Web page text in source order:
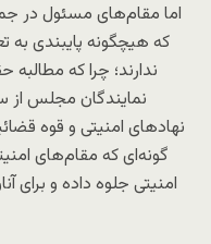
اما مقام‌های مسئول در
که هیچگونه پایبندی به
ندارند؛ چرا که
نمایندگان مجلس از
نهادهای امنیتی و قوه
گونه‌ای که مقام‌های
امنیتی جلوه داده و برای